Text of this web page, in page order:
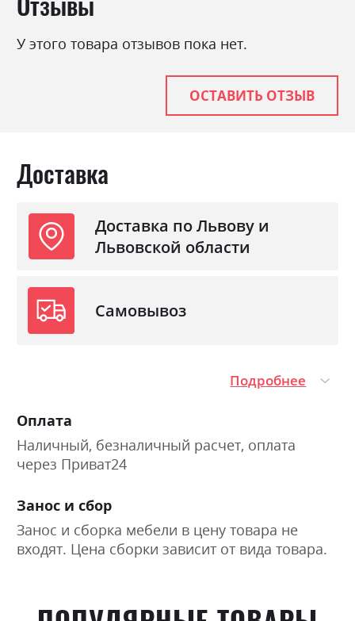
Цвет материала
Бетон світлий, Бетон
У этого товара отзывов пока нет.
ОСТАВИТЬ ОТЗЫВ
Доставка
Доставка по Львову и
Львовской области
Самовывоз
Подробнее
Оплата
Наличный, безналичный расчет, оплата
через Приват24
Занос и сбор
Занос и сборка мебели в цену товара не
входят. Цена сборки зависит от вида товара.